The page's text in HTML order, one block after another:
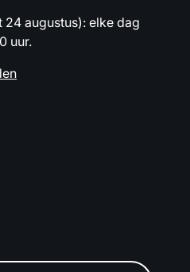
augustus): elke dag
uur.